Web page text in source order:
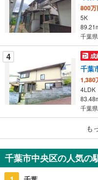
存
す
る
800万
5K
千葉
4 成
千葉
1,380
4LDK
千葉
千
1,280
1R
千葉
も
千葉市中央区の人気の